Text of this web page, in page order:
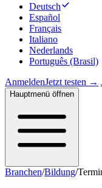
Deutsch
Español
Français
Italiano
Nederlands
Português (Brasil)
AnmeldenJetzt testen →
Hauptmenü öffnen
Branchen/Bildung/